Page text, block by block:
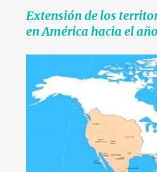
Extensión de los
en América hacia el